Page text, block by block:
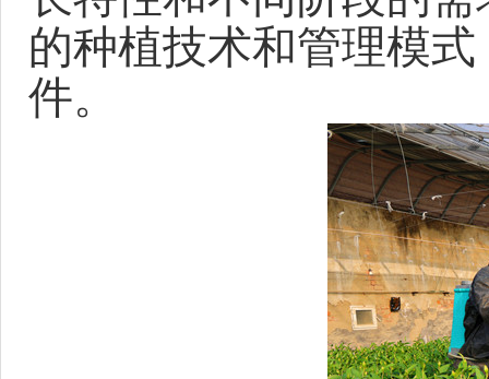
的种植技术和管理模
件。